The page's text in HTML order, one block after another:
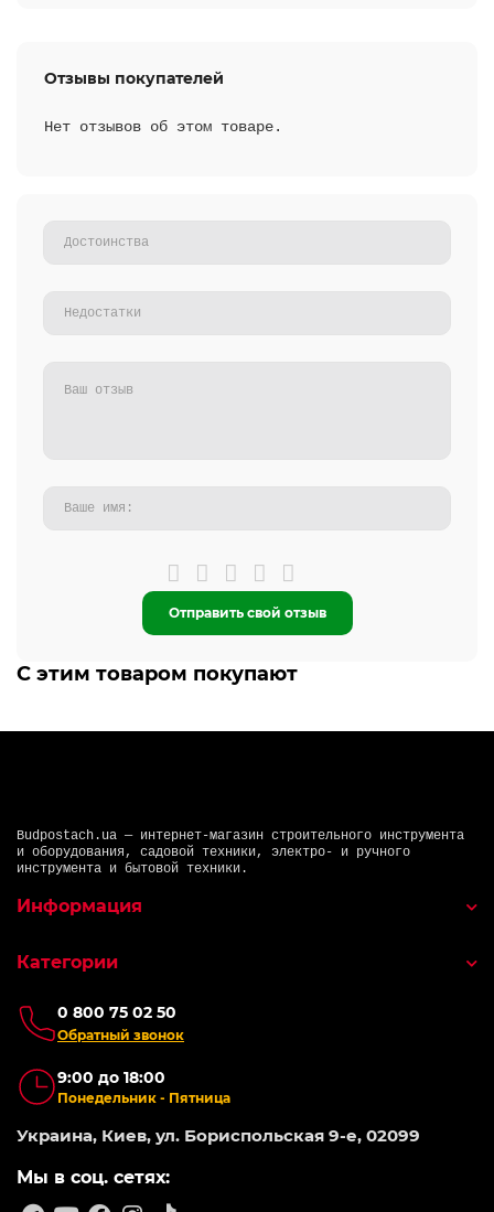
Отзывы покупателей
Нет отзывов об этом товаре.
Отправить свой отзыв
С этим товаром покупают
Budpostach.ua — интернет-магазин строительного инструмента
и оборудования, садовой техники, электро- и ручного
инструмента и бытовой техники.
0 800 75 02 50
Обратный звонок
9:00 до 18:00
Понедельник - Пятница
Украина, Киев, ул. Бориспольская 9-е, 02099
Мы в соц. сетях:
Информация
Категории